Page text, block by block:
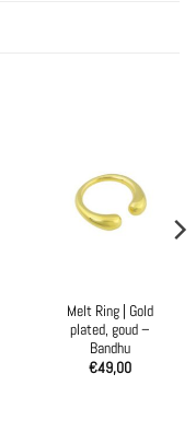
Melt Ring | Gold
plated, goud –
Bandhu
€49,00